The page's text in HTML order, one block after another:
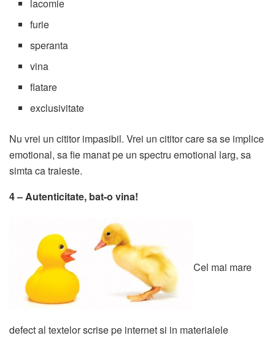
lacomie
furie
speranta
vina
flatare
exclusivitate
Nu vrei un cititor impasibil. Vrei un cititor care sa se implice
emotional, sa fie manat pe un spectru emotional larg, sa
simta ca traieste.
4 – Autenticitate, bat-o vina!
Cel mai mare
defect al textelor scrise pe internet si in materialele